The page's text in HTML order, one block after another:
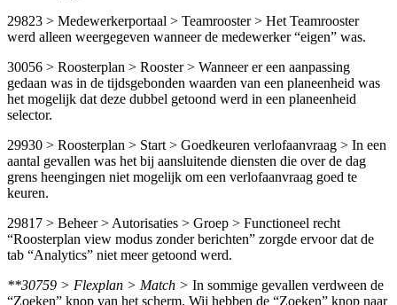
29823 > Medewerkerportaal > Teamrooster > Het Teamrooster
werd alleen weergegeven wanneer de medewerker “eigen” was.
30056 > Roosterplan > Rooster > Wanneer er een aanpassing
gedaan was in de tijdsgebonden waarden van een planeenheid was
het mogelijk dat deze dubbel getoond werd in een planeenheid
selector.
29930 > Roosterplan > Start > Goedkeuren verlofaanvraag > In een
aantal gevallen was het bij aansluitende diensten die over de dag
grens heengingen niet mogelijk om een verlofaanvraag goed te
keuren.
29817 > Beheer > Autorisaties > Groep > Functioneel recht
“Roosterplan view modus zonder berichten” zorgde ervoor dat de
tab “Analytics” niet meer getoond werd.
**30759 > Flexplan > Match > In sommige gevallen verdween de
“Zoeken” knop van het scherm. Wij hebben de “Zoeken” knop naar